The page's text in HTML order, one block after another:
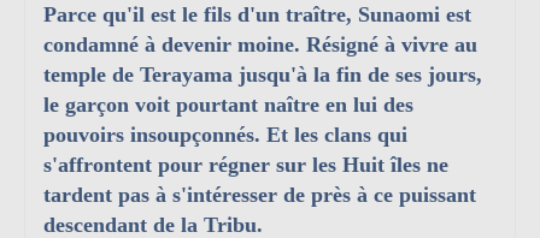
Parce qu'il est le fils d'un traître, Sunaomi est
condamné à devenir moine. Résigné à vivre au
temple de Terayama jusqu'à la fin de ses jours,
le garçon voit pourtant naître en lui des
pouvoirs insoupçonnés. Et les clans qui
s'affrontent pour régner sur les Huit îles ne
tardent pas à s'intéresser de près à ce puissant
descendant de la Tribu.